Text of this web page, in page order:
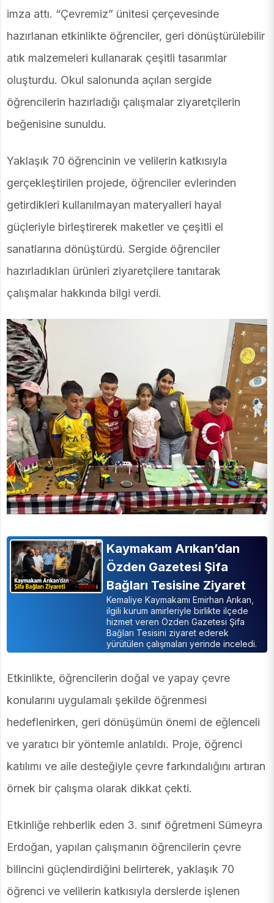
imza attı. “Çevremiz” ünitesi çerçevesinde
hazırlanan etkinlikte öğrenciler, geri dönüştürülebilir
atık malzemeleri kullanarak çeşitli tasarımlar
oluşturdu. Okul salonunda açılan sergide
öğrencilerin hazırladığı çalışmalar ziyaretçilerin
beğenisine sunuldu.
Yaklaşık 70 öğrencinin ve velilerin katkısıyla
gerçekleştirilen projede, öğrenciler evlerinden
getirdikleri kullanılmayan materyalleri hayal
güçleriyle birleştirerek maketler ve çeşitli el
sanatlarına dönüştürdü. Sergide öğrenciler
hazırladıkları ürünleri ziyaretçilere tanıtarak
çalışmalar hakkında bilgi verdi.
Kaymakam Arıkan’dan
Özden Gazetesi Şifa
Bağları Tesisine Ziyaret
Kemaliye Kaymakamı Emirhan Arıkan,
ilgili kurum amirleriyle birlikte ilçede
hizmet veren Özden Gazetesi Şifa
Bağları Tesisini ziyaret ederek
yürütülen çalışmaları yerinde inceledi.
Etkinlikte, öğrencilerin doğal ve yapay çevre
konularını uygulamalı şekilde öğrenmesi
hedeflenirken, geri dönüşümün önemi de eğlenceli
ve yaratıcı bir yöntemle anlatıldı. Proje, öğrenci
katılımı ve aile desteğiyle çevre farkındalığını artıran
örnek bir çalışma olarak dikkat çekti.
Etkinliğe rehberlik eden 3. sınıf öğretmeni Sümeyra
Erdoğan, yapılan çalışmanın öğrencilerin çevre
bilincini güçlendirdiğini belirterek, yaklaşık 70
öğrenci ve velilerin katkısıyla derslerde işlenen